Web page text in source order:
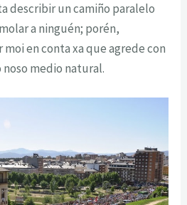
describir un camiño paralelo
a ninguén; porén,
en conta xa que agrede con
medio natural.